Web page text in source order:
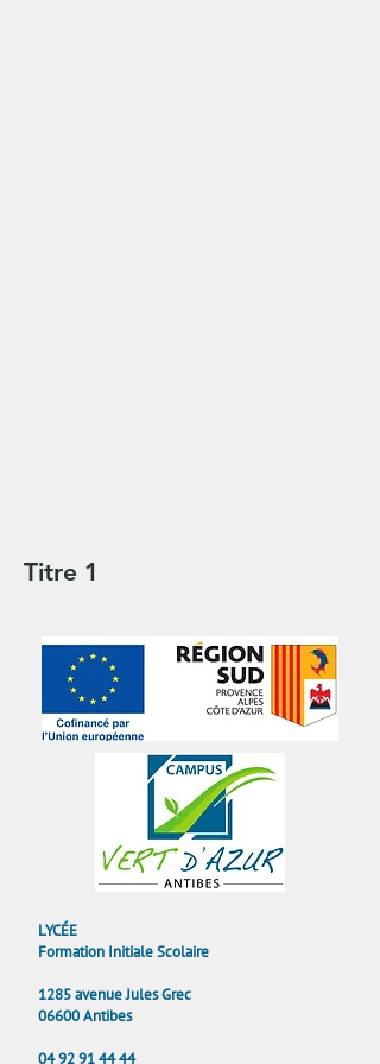
Titre 1
LYCÉE
Formation Initiale Scolaire
1285 avenue Jules Grec
06600 Antibes
04 92 91 44 44